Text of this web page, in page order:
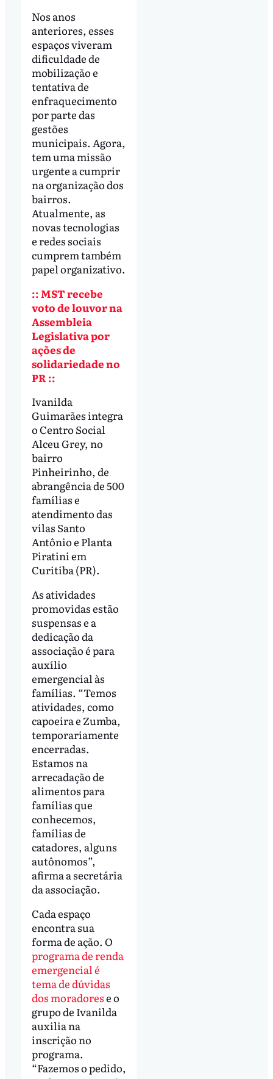
Nos anos
anteriores, esses
espaços viveram
dificuldade de
mobilização e
tentativa de
enfraquecimento
por parte das
gestões
municipais. Agora,
tem uma missão
urgente a cumprir
na organização dos
bairros.
Atualmente, as
novas tecnologias
e redes sociais
cumprem também
papel organizativo.
:: MST recebe
voto de louvor na
Assembleia
Legislativa por
ações de
solidariedade no
PR ::
Ivanilda
Guimarães integra
o Centro Social
Alceu Grey, no
bairro
Pinheirinho, de
abrangência de 500
famílias e
atendimento das
vilas Santo
Antônio e Planta
Piratini em
Curitiba (PR).
As atividades
promovidas estão
suspensas e a
dedicação da
associação é para
auxílio
emergencial às
famílias. “Temos
atividades, como
capoeira e Zumba,
temporariamente
encerradas.
Estamos na
arrecadação de
alimentos para
famílias que
conhecemos,
famílias de
catadores, alguns
autônomos”,
afirma a secretária
da associação.
Cada espaço
encontra sua
forma de ação. O
programa de renda
emergencial é
tema de dúvidas
dos moradorese o
grupo de Ivanilda
auxilia na
inscrição no
programa.
“Fazemos o pedido,